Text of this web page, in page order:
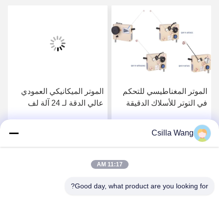
الموتر المغناطيسي للتحكم
في التوتر للأسلاك الدقيقة
احصل على افضل سعر
الموتر الميكانيكي العمودي
عالي الدقة لـ 24 آلة لف
Csilla Wang
11:17 AM
Good day, what product are you looking for?